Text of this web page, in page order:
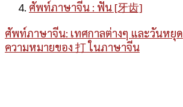
ศัพท์ภาษาจีน : ฟัน [牙齿]
ศัพท์ภาษาจีน: เทศกาลต่างๆ และวันหยุด
ความหมายของ 打 ในภาษาจีน